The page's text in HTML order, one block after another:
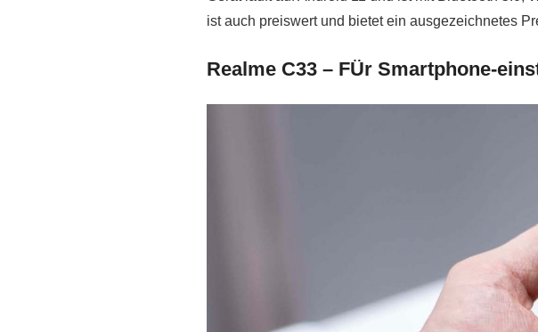
ist auch preiswert und bietet ein ausgezeichnetes
Realme C33 – FÜr Smartphone-